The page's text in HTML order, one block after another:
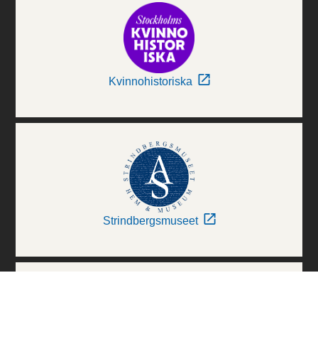
Kvinnohistoriska
Strindbergsmuseet